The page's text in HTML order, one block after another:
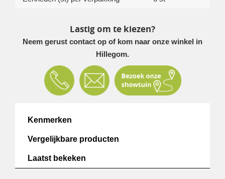
Lastig om te kiezen?
Neem gerust contact op of kom naar onze winkel in
Hillegom.
Kenmerken
Vergelijkbare producten
Laatst bekeken